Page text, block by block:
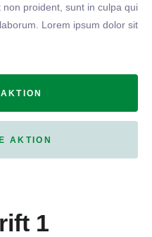
proident, sunt in culpa qui
Lorem ipsum dolor sit
AKTION
1